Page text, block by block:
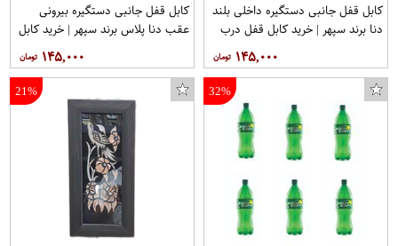
کابل قفل جانبی دستگیره داخلی بلند
دنا برند سپهر | خرید کابل قفل درب
۱۴۵,۰۰۰
کابل قفل جانبی دستگیره بیرونی
عقب دنا پلاس برند سپهر | خرید کابل
۱۴۵,۰۰۰
32%
21%